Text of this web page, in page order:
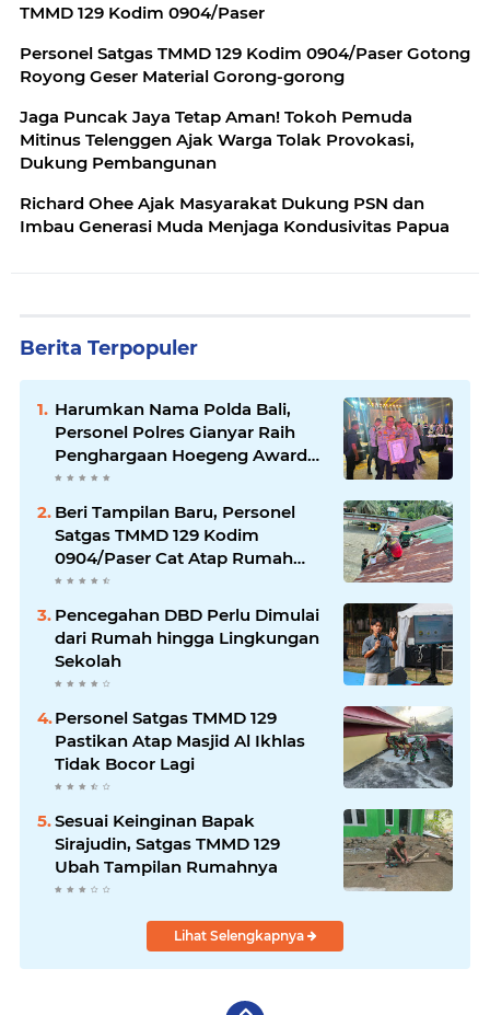
TMMD 129 Kodim 0904/Paser
Personel Satgas TMMD 129 Kodim 0904/Paser Gotong
Royong Geser Material Gorong-gorong
Jaga Puncak Jaya Tetap Aman! Tokoh Pemuda
Mitinus Telenggen Ajak Warga Tolak Provokasi,
Dukung Pembangunan
Richard Ohee Ajak Masyarakat Dukung PSN dan
Imbau Generasi Muda Menjaga Kondusivitas Papua
Berita Terpopuler
Harumkan Nama Polda Bali,
Personel Polres Gianyar Raih
Penghargaan Hoegeng Awards
2026
Beri Tampilan Baru, Personel
Satgas TMMD 129 Kodim
0904/Paser Cat Atap Rumah
Marbot
Pencegahan DBD Perlu Dimulai
dari Rumah hingga Lingkungan
Sekolah
Personel Satgas TMMD 129
Pastikan Atap Masjid Al Ikhlas
Tidak Bocor Lagi
Sesuai Keinginan Bapak
Sirajudin, Satgas TMMD 129
Ubah Tampilan Rumahnya
Lihat Selengkapnya